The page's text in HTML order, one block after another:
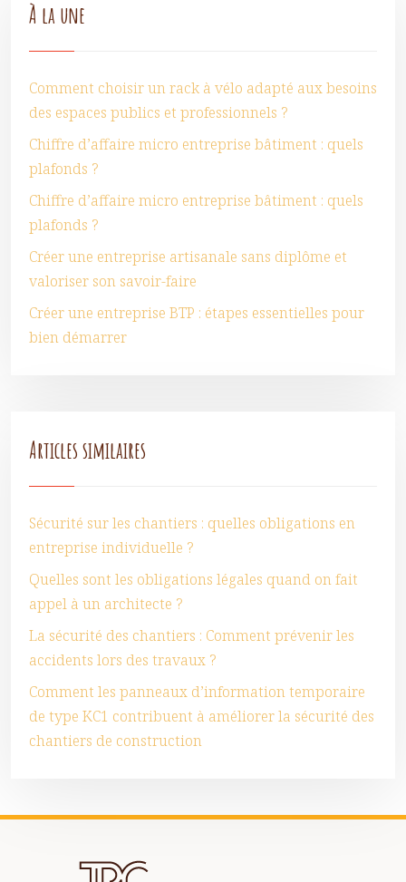
À la une
Comment choisir un rack à vélo adapté aux besoins
des espaces publics et professionnels ?
Chiffre d’affaire micro entreprise bâtiment : quels
plafonds ?
Chiffre d’affaire micro entreprise bâtiment : quels
plafonds ?
Créer une entreprise artisanale sans diplôme et
valoriser son savoir-faire
Créer une entreprise BTP : étapes essentielles pour
bien démarrer
Articles similaires
Sécurité sur les chantiers : quelles obligations en
entreprise individuelle ?
Quelles sont les obligations légales quand on fait
appel à un architecte ?
La sécurité des chantiers : Comment prévenir les
accidents lors des travaux ?
Comment les panneaux d’information temporaire
de type KC1 contribuent à améliorer la sécurité des
chantiers de construction